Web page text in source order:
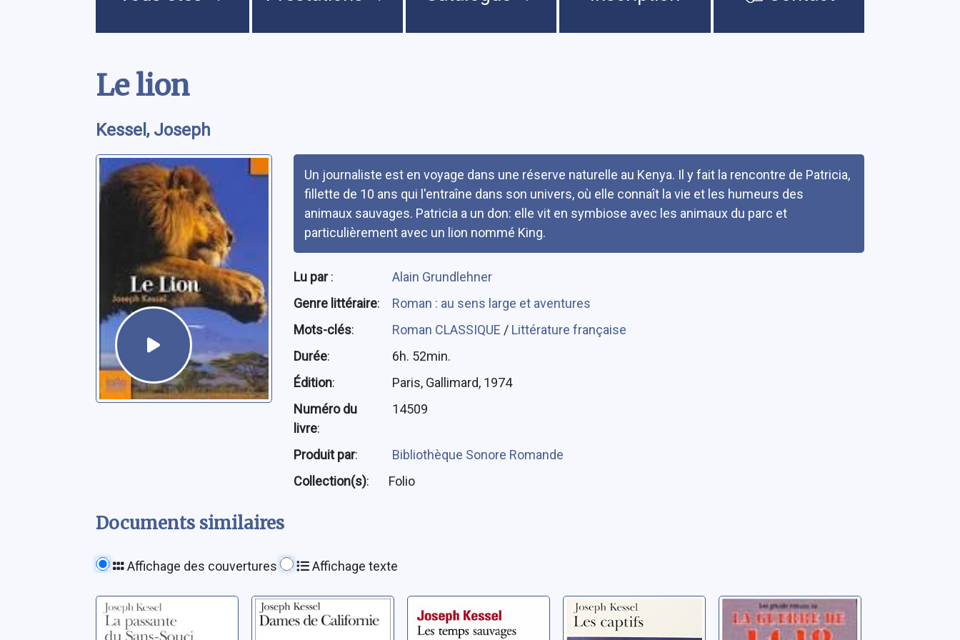
Le lion
Kessel, Joseph
Un journaliste est en voyage dans une réserve naturelle au Kenya. Il y fait la rencontre de Patricia,
fillette de 10 ans qui l'entraîne dans son univers, où elle connaît la vie et les humeurs des
animaux sauvages. Patricia a un don: elle vit en symbiose avec les animaux du parc et
particulièrement avec un lion nommé King.
Lu par:
Alain Grundlehner
Genre littéraire:
Roman : au sens large et aventures
Mots-clés: Roman CLASSIQUE / Littérature française
Durée:
6h. 52min.
Édition:
Paris, Gallimard, 1974
Numéro du
livre:
14509
Produit par:
Bibliothèque Sonore Romande
Collection(s): Folio
Documents similaires
Affichage des couvertures Affichage texte
La passante du
Sans-Souci
Dames de
Californie
Les temps
sauvages
Les captifs
Kessel, Joseph
L'équipage
Kessel, Joseph